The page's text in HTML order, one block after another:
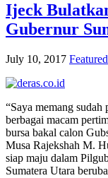
Ijeck
Gubernur
July 10, 2017 Featured
“Saya memang sudah
berbagai macam
bursa bakal calon
Musa Rajekshah M.
siap maju dalam
Sumatera Utara